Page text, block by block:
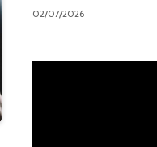
02/07/2026